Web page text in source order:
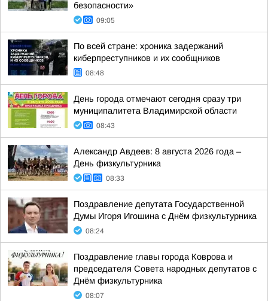
безопасности»
09:05
По всей стране: хроника задержаний
киберпреступников и их сообщников
08:48
День города отмечают сегодня сразу три
муниципалитета Владимирской области
08:43
Александр Авдеев: 8 августа 2026 года –
День физкультурника
08:33
Поздравление депутата Государственной
Думы Игоря Игошина с Днём физкультурника
08:24
Поздравление главы города Коврова и
председателя Совета народных депутатов с
Днём физкультурника
08:07